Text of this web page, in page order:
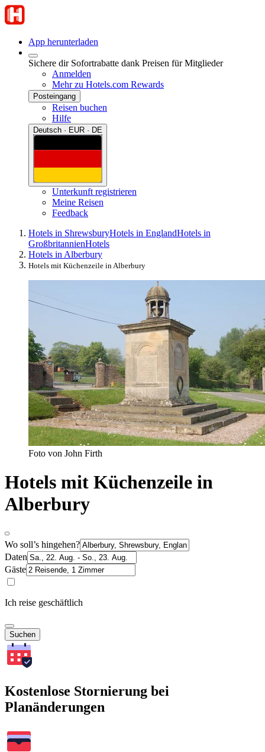
App herunterladen
Sichere dir Sofortrabatte dank Preisen für Mitglieder
Anmelden
Mehr zu Hotels.com Rewards
Posteingang
Reisen buchen
Hilfe
Deutsch · EUR · DE
Unterkunft registrieren
Meine Reisen
Feedback
Hotels in ShrewsburyHotels in EnglandHotels in
GroßbritannienHotels
Hotels in Alberbury
Hotels mit Küchenzeile in Alberbury
Foto von John Firth
Hotels mit Küchenzeile in
Alberbury
Wo soll’s hingehen?
Daten
Gäste
Ich reise geschäftlich
Suchen
Kostenlose Stornierung bei
Planänderungen